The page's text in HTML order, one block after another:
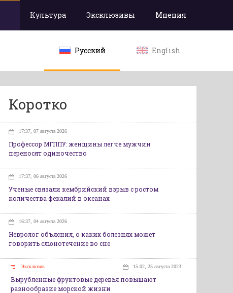
Культура Эксклюзивы Мнения
Русский English
Коротко
17:37, 07 августа 2026
Профессор МГППУ: женщины легче мужчин
переносят одиночество
17:37, 06 августа 2026
Ученые связали кембрийский взрыв с ростом
количества фекалий в океанах
16:37, 04 августа 2026
Невролог объяснил, о каких болезнях может
говорить слюнотечение во сне
Эксклюзив 15:02, 25 августа 2023
Вырубленные фруктовые деревья повышают
разнообразие морской жизни